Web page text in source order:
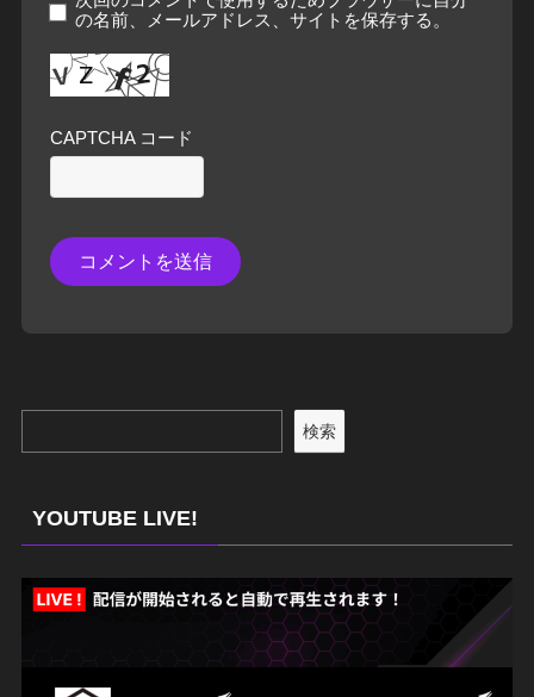
の名前、メールアドレス、サイトを保存する。
CAPTCHA コード
検索
YOUTUBE LIVE!